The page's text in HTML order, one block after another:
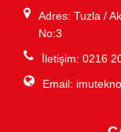
Adres: Tuzla /
No:3
İletişim: 0216
Email: